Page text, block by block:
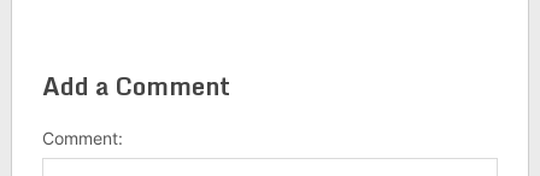
Add a Comment
Comment: